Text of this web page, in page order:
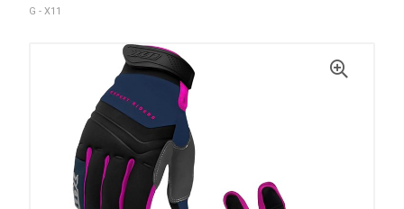
G - X11